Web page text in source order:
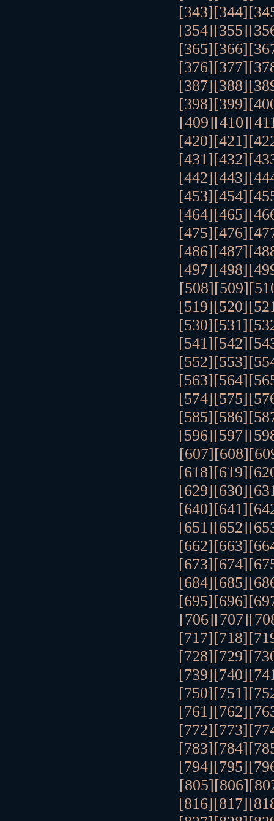
[343][344]
[354][355]
[365][366]
[376][377]
[387][388]
[398][399]
[409][410]
[420][421]
[431][432]
[442][443]
[453][454]
[464][465]
[475][476]
[486][487]
[497][498]
[508][509]
[519][520]
[530][531]
[541][542]
[552][553]
[563][564]
[574][575]
[585][586]
[596][597]
[607][608]
[618][619]
[629][630]
[640][641]
[651][652]
[662][663]
[673][674]
[684][685]
[695][696]
[706][707]
[717][718]
[728][729]
[739][740]
[750][751]
[761][762]
[772][773]
[783][784]
[794][795]
[805][806]
[816][817]